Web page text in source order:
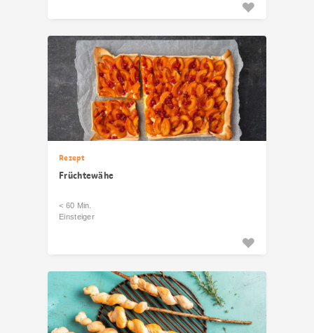
Rezept
Früchtewähe
< 60 Min.
Einsteiger